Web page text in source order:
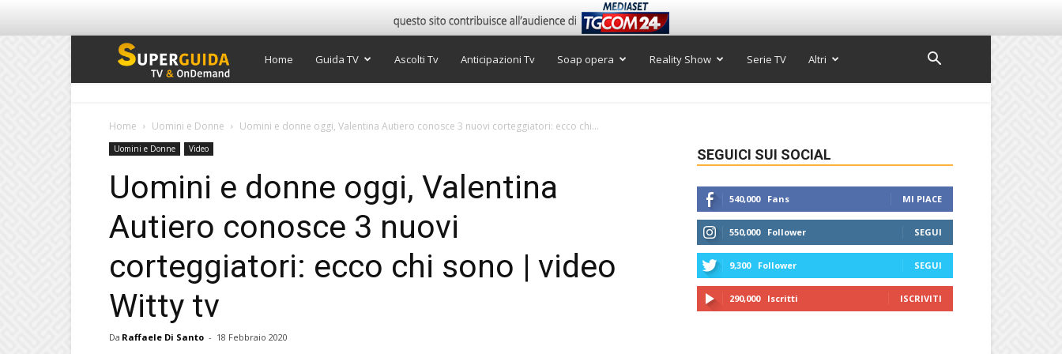
Super
Home Guida TV Ascolti Tv Anticipazioni Tv Soap opera Reality Show Serie TV Altri
Home Uomini e Donne Uomini e donne oggi, Valentina Autiero conosce 3 nuovi corteggiatori: ecco chi...
Uomini e Donne Video
Uomini e donne oggi, Valentina
Autiero conosce 3 nuovi
corteggiatori: ecco chi sono | video
Witty tv
Da Raffaele Di Santo - 18 Febbraio 2020
SEGUICI SUI SOCIAL
540,000 Fans MI PIACE
550,000 Follower SEGUI
9,300 Follower SEGUI
290,000 Iscritti ISCRIVITI